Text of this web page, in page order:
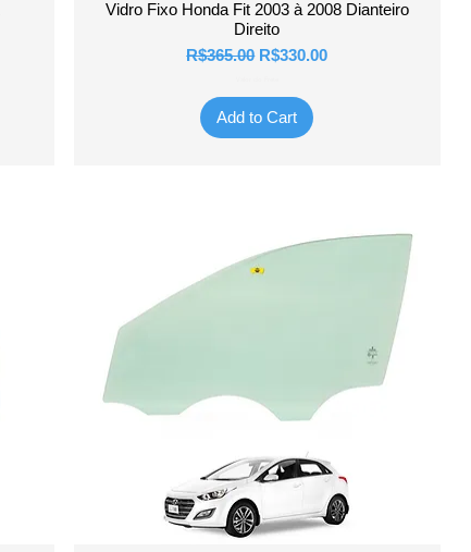
Quick View
Vidro Fixo Honda Fit 2003 à 2008 Dianteiro
Direito
Regular Price
R$365.00 Sale Price
R$330.00
Add to Cart